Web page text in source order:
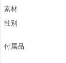
素材
性別
付属品